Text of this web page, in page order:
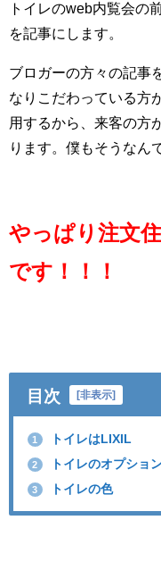
トイレのweb内覧会の
を記事にします。
ブロガーの方々の記事
なりこだわっている方
用するから、来客の方
ります。僕もそうなん
やっぱり注文
です！！！
目次 [非表示]
1 トイレはLIXIL
2 トイレのオプショ
3 トイレの色